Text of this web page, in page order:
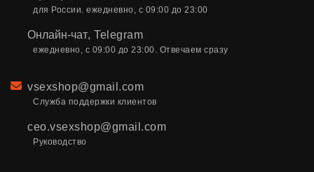
для России. ежедневно, с 09:00 до 23:00
Онлайн-чат, Telegram
ежедневно, с 09:00 до 23:00. Отвечаем сразу
Email
vsexshop@gmail.com
Служба поддержки клиентов
ceo.vsexshop@gmail.com
Руководство